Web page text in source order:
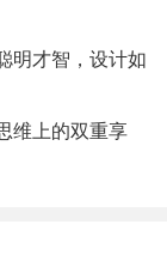
明才智，设计如
维上的双重享